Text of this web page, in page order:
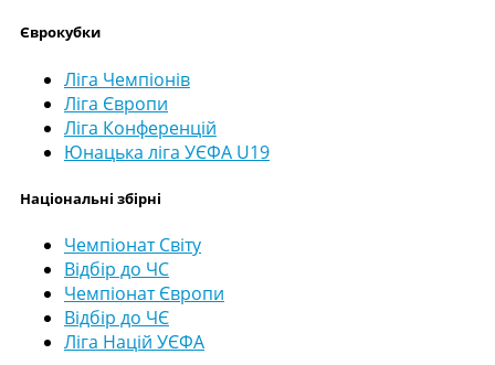
Єврокубки
Ліга Чемпіонів
Ліга Європи
Ліга Конференцій
Юнацька ліга УЄФА U19
Національні збірні
Чемпіонат Світу
Відбір до ЧС
Чемпіонат Європи
Відбір до ЧЄ
Ліга Націй УЄФА